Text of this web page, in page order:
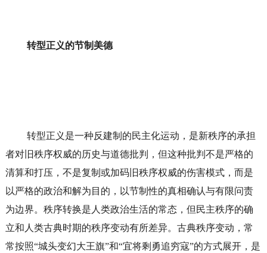
转型正义的节制美德
转型正义是一种反建制的民主化运动，是新秩序的承担
者对旧秩序权威的历史与道德批判，但这种批判不是严格的
清算和打压，不是复制或加码旧秩序权威的伤害模式，而是
以严格的政治和解为目的，以节制性的真相确认与有限问责
为边界。秩序转换是人类政治生活的常态，但民主秩序的确
立和人类古典时期的秩序变动有所差异。古典秩序变动，常
常按照“城头变幻大王旗”和“宜将剩勇追穷寇”的方式展开，是